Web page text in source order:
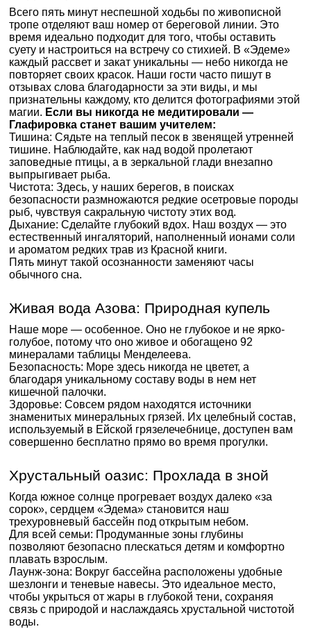
Всего пять минут неспешной ходьбы по живописной
тропе отделяют ваш номер от береговой линии. Это
время идеально подходит для того, чтобы оставить
суету и настроиться на встречу со стихией. В «Эдеме»
каждый рассвет и закат уникальны — небо никогда не
повторяет своих красок. Наши гости часто пишут в
отзывах слова благодарности за эти виды, и мы
признательны каждому, кто делится фотографиями этой
магии. Если вы никогда не медитировали —
Глафировка станет вашим учителем:
Тишина: Сядьте на теплый песок в звенящей утренней
тишине. Наблюдайте, как над водой пролетают
заповедные птицы, а в зеркальной глади внезапно
выпрыгивает рыба.
Чистота: Здесь, у наших берегов, в поисках
безопасности размножаются редкие осетровые породы
рыб, чувствуя сакральную чистоту этих вод.
Дыхание: Сделайте глубокий вдох. Наш воздух — это
естественный ингаляторий, наполненный ионами соли
и ароматом редких трав из Красной книги.
Пять минут такой осознанности заменяют часы
обычного сна.
Живая вода Азова: Природная купель
Наше море — особенное. Оно не глубокое и не ярко-
голубое, потому что оно живое и обогащено 92
минералами таблицы Менделеева.
Безопасность: Море здесь никогда не цветет, а
благодаря уникальному составу воды в нем нет
кишечной палочки.
Здоровье: Совсем рядом находятся источники
знаменитых минеральных грязей. Их целебный состав,
используемый в Ейской грязелечебнице, доступен вам
совершенно бесплатно прямо во время прогулки.
Хрустальный оазис: Прохлада в зной
Когда южное солнце прогревает воздух далеко «за
сорок», сердцем «Эдема» становится наш
трехуровневый бассейн под открытым небом.
Для всей семьи: Продуманные зоны глубины
позволяют безопасно плескаться детям и комфортно
плавать взрослым.
Лаунж-зона: Вокруг бассейна расположены удобные
шезлонги и теневые навесы. Это идеальное место,
чтобы укрыться от жары в глубокой тени, сохраняя
связь с природой и наслаждаясь хрустальной чистотой
воды.